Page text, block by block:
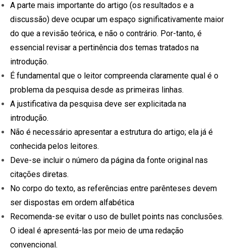
A parte mais importante do artigo (os resultados e a
discussão) deve ocupar um espaço significativamente maior
do que a revisão teórica, e não o contrário. Por-tanto, é
essencial revisar a pertinência dos temas tratados na
introdução.
É fundamental que o leitor compreenda claramente qual é o
problema da pesquisa desde as primeiras linhas.
A justificativa da pesquisa deve ser explicitada na
introdução.
Não é necessário apresentar a estrutura do artigo; ela já é
conhecida pelos leitores.
Deve-se incluir o número da página da fonte original nas
citações diretas.
No corpo do texto, as referências entre parênteses devem
ser dispostas em ordem alfabética
Recomenda-se evitar o uso de bullet points nas conclusões.
O ideal é apresentá-las por meio de uma redação
convencional.